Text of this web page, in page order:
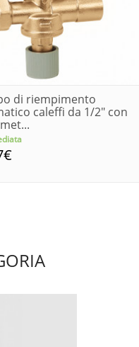
di riempimento
caleffi da 1/2" con